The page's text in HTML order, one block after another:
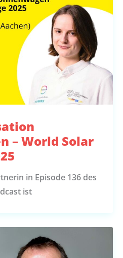
– World Solar
in Episode 136 des
ist